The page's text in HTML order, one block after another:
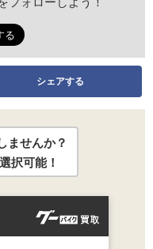
シェアする
ませんか？
択可能！